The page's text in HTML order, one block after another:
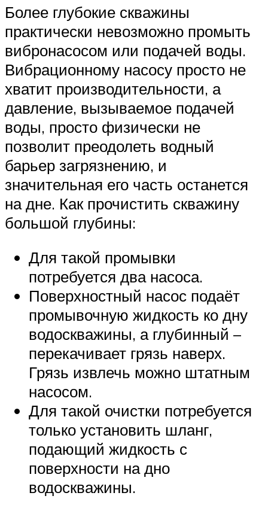
Более глубокие скважины
практически невозможно промыть
вибронасосом или подачей воды.
Вибрационному насосу просто не
хватит производительности, а
давление, вызываемое подачей
воды, просто физически не
позволит преодолеть водный
барьер загрязнению, и
значительная его часть останется
на дне. Как прочистить скважину
большой глубины:
Для такой промывки
потребуется два насоса.
Поверхностный насос подаёт
промывочную жидкость ко дну
водоскважины, а глубинный –
перекачивает грязь наверх.
Грязь извлечь можно штатным
насосом.
Для такой очистки потребуется
только установить шланг,
подающий жидкость с
поверхности на дно
водоскважины.